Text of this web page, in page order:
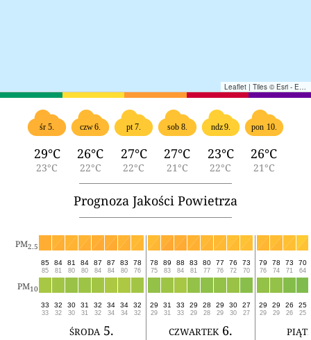
Leaflet | Tiles © Esri - Esri, DeLorme, NAVTEQ, TomTom, Intermap, iPC, USGS, FAO, NPS, NRCAN, GeoBase, Kadaster NL, Ordnance Survey, Esri Japan, METI, Esri China (Hong Kong), and the GIS User Community
śr 5.
29°C
23°C
czw 6.
26°C
22°C
pt 7.
27°C
22°C
sob 8.
27°C
21°C
ndz 9.
23°C
22°C
pon 10.
26°C
21°C
Prognoza Jakości Powietrza
PM2.5
85
85
84
81
81
80
84
80
87
84
87
84
83
80
78
76
78
75
89
83
88
84
83
81
80
77
77
76
76
72
73
70
79
76
78
74
73
71
70
64
PM10
33
33
32
32
30
30
31
31
32
32
34
34
34
34
32
32
29
29
31
31
33
33
29
29
28
28
29
29
30
30
27
27
29
29
29
29
26
26
25
25
środa 5. czwartek 6.